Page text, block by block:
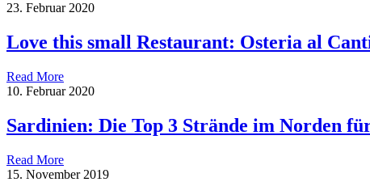
23. Februar 2020
Love this small Restaurant: Osteria al
Read More
10. Februar 2020
Sardinien: Die Top 3 Strände im Norden
Read More
15. November 2019